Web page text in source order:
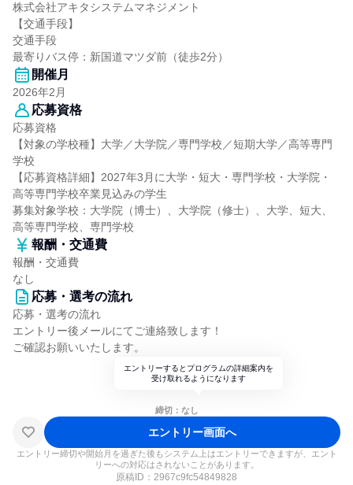
株式会社アキタシステムマネジメント
【交通手段】
交通手段
最寄りバス停：新国道マツダ前（徒歩2分）
開催月
2026年2月
応募資格
応募資格
【対象の学校種】大学／大学院／専門学校／短期大学／高等専門
学校
【応募資格詳細】2027年3月に大学・短大・専門学校・大学院・
高等専門学校卒業見込みの学生
募集対象学校：大学院（博士）、大学院（修士）、大学、短大、
高等専門学校、専門学校
報酬・交通費
報酬・交通費
なし
応募・選考の流れ
応募・選考の流れ
エントリー後メールにてご連絡致します！
ご確認お願いいたします。
エントリーするとプログラムの詳細案内を
受け取れるようになります
締切：なし
エントリー画面へ
エントリー締切や開始月を過ぎた後もシステム上はエントリーできますが、エント
リーへの対応はされないことがあります。
原稿ID： 2967c9fc54849828